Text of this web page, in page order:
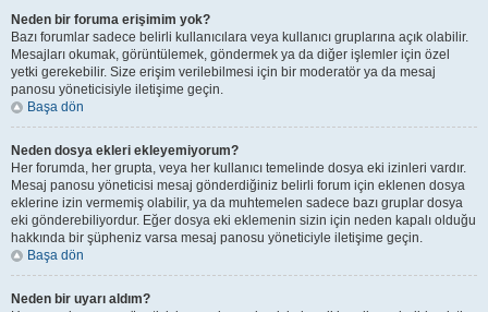
Neden bir foruma erişimim yok?
Bazı forumlar sadece belirli kullanıcılara veya kullanıcı gruplarına açık olabilir.
Mesajları okumak, görüntülemek, göndermek ya da diğer işlemler için özel
yetki gerekebilir. Size erişim verilebilmesi için bir moderatör ya da mesaj
panosu yöneticisiyle iletişime geçin.
Başa dön
Neden dosya ekleri ekleyemiyorum?
Her forumda, her grupta, veya her kullanıcı temelinde dosya eki izinleri vardır.
Mesaj panosu yöneticisi mesaj gönderdiğiniz belirli forum için eklenen dosya
eklerine izin vermemiş olabilir, ya da muhtemelen sadece bazı gruplar dosya
eki gönderebiliyordur. Eğer dosya eki eklemenin sizin için neden kapalı olduğu
hakkında bir şüpheniz varsa mesaj panosu yöneticiyle iletişime geçin.
Başa dön
Neden bir uyarı aldım?